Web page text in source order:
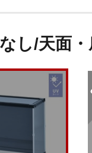
し/天面